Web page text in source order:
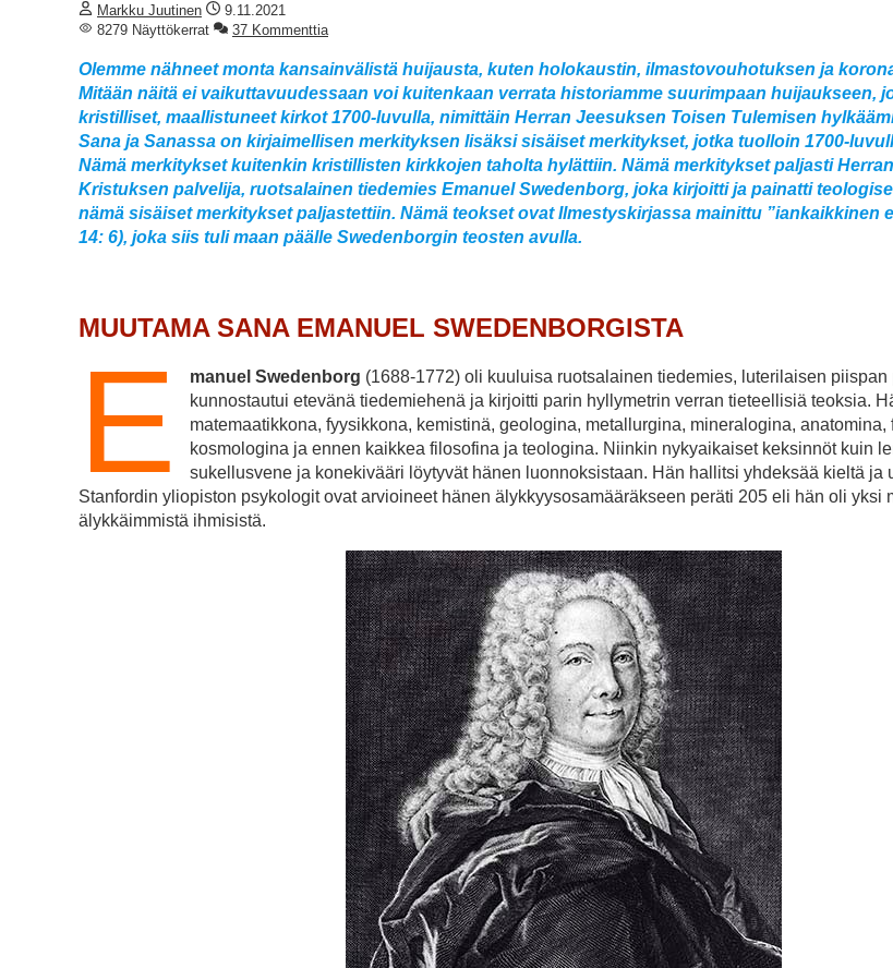
Markku Juutinen
9.11.2021
8279 Näyttökerrat
37 Kommenttia
Olemme nähneet monta kansainvälistä huijausta, kuten holokaustin, ilmastovouhotuksen ja
Mitään näitä ei vaikuttavuudessaan voi kuitenkaan verrata historiamme suurimpaan huijaukseen,
kristilliset, maallistuneet kirkot 1700-luvulla, nimittäin Herran Jeesuksen Toisen Tulemisen
Sana ja Sanassa on kirjaimellisen merkityksen lisäksi sisäiset merkitykset, jotka tuolloin 1700-
Nämä merkitykset kuitenkin kristillisten kirkkojen taholta hylättiin. Nämä merkitykset paljasti
Kristuksen palvelija, ruotsalainen tiedemies Emanuel Swedenborg, joka kirjoitti ja painatti
nämä sisäiset merkitykset paljastettiin. Nämä teokset ovat Ilmestyskirjassa mainittu ”iankaikkinen
14: 6), joka siis tuli maan päälle Swedenborgin teosten avulla.
MUUTAMA SANA EMANUEL SWEDENBORGISTA
E manuel Swedenborg (1688-1772) oli kuuluisa ruotsalainen tiedemies, luterilaisen piispan
kunnostautui etevänä tiedemiehenä ja kirjoitti parin hyllymetrin verran tieteellisiä teoksia.
matemaatikkona, fyysikkona, kemistinä, geologina, metallurgina, mineralogina, anatomina,
kosmologina ja ennen kaikkea filosofina ja teologina. Niinkin nykyaikaiset keksinnöt kuin
sukellusvene ja konekivääri löytyvät hänen luonnoksistaan. Hän hallitsi yhdeksää kieltä ja
Stanfordin yliopiston psykologit ovat arvioineet hänen älykkyysosamääräkseen peräti 205 eli hän oli yksi
älykkäimmistä ihmisistä.